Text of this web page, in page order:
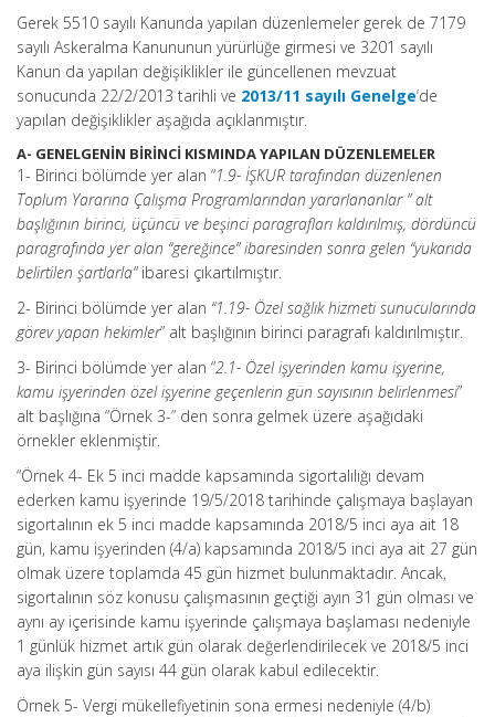
Gerek 5510 sayılı Kanunda yapılan düzenlemeler gerek de 7179
sayılı Askeralma Kanununun yürürlüğe girmesi ve 3201 sayılı
Kanun da yapılan değişiklikler ile güncellenen mevzuat
sonucunda 22/2/2013 tarihli ve 2013/11 sayılı Genelge‘de
yapılan değişiklikler aşağıda açıklanmıştır.
A- GENELGENİN BİRİNCİ KISMINDA YAPILAN DÜZENLEMELER
1- Birinci bölümde yer alan “1.9- İŞKUR tarafından düzenlenen
Toplum Yararına Çalışma Programlarından yararlananlar ” alt
başlığının birinci, üçüncü ve beşinci paragrafları kaldırılmış, dördüncü
paragrafında yer alan “gereğince” ibaresinden sonra gelen “yukarıda
belirtilen şartlarla”ibaresi çıkartılmıştır.
2- Birinci bölümde yer alan “1.19- Özel sağlık hizmeti sunucularında
görev yapan hekimler” alt başlığının birinci paragrafı kaldırılmıştır.
3- Birinci bölümde yer alan “2.1- Özel işyerinden kamu işyerine,
kamu işyerinden özel işyerine geçenlerin gün sayısının belirlenmesi”
alt başlığına “Örnek 3-” den sonra gelmek üzere aşağıdaki
örnekler eklenmiştir.
“Örnek 4- Ek 5 inci madde kapsamında sigortalılığı devam
ederken kamu işyerinde 19/5/2018 tarihinde çalışmaya başlayan
sigortalının ek 5 inci madde kapsamında 2018/5 inci aya ait 18
gün, kamu işyerinden (4/a) kapsamında 2018/5 inci aya ait 27 gün
olmak üzere toplamda 45 gün hizmet bulunmaktadır. Ancak,
sigortalının söz konusu çalışmasının geçtiği ayın 31 gün olması ve
aynı ay içerisinde kamu işyerinde çalışmaya başlaması nedeniyle
1 günlük hizmet artık gün olarak değerlendirilecek ve 2018/5 inci
aya ilişkin gün sayısı 44 gün olarak kabul edilecektir.
Örnek 5- Vergi mükellefiyetinin sona ermesi nedeniyle (4/b)